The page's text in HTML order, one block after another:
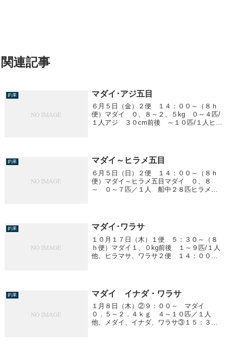
関連記事
釣果 マダイ･アジ五目
６月５日（金）２便 １４：００～（８ｈ
便）マダイ ０、８～２、５kg ０～４匹/
１人アジ ３０cm前後 ～１０匹/１人ヒラ
釣果 マダイ～ヒラメ五目
６月５日（日）２便 １４：００～（８ｈ
便）マダイ～ヒラメ五目マダイ ０、８
～ ０～７匹／１人 船中２８匹ヒラメ
釣果 マダイ･ワラサ
１０月１７日（木）１便 ５：３０～（８
ｈ便）マダイ１、０kg前後 １～９匹/１人
他、ヒラマサ、ワラサ２便 １４：００～
釣果 マダイ イナダ・ワラサ
１月８日（木）②９：００～ マダイ
０．５～２．４ｋｇ ４～１０匹／１人
他、メダイ、イナダ、ワラサ③１５：３０